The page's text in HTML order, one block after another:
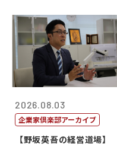
2026.08.03
企業家倶楽部アーカイブ
【野坂英吾の経営道場】